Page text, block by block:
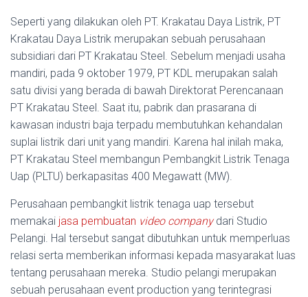
Seperti yang dilakukan oleh PT. Krakatau Daya Listrik, PT
Krakatau Daya Listrik merupakan sebuah perusahaan
subsidiari dari PT Krakatau Steel. Sebelum menjadi usaha
mandiri, pada 9 oktober 1979, PT KDL merupakan salah
satu divisi yang berada di bawah Direktorat Perencanaan
PT Krakatau Steel. Saat itu, pabrik dan prasarana di
kawasan industri baja terpadu membutuhkan kehandalan
suplai listrik dari unit yang mandiri. Karena hal inilah maka,
PT Krakatau Steel membangun Pembangkit Listrik Tenaga
Uap (PLTU) berkapasitas 400 Megawatt (MW).
Perusahaan pembangkit listrik tenaga uap tersebut
memakai jasa pembuatan video companydari Studio
Pelangi. Hal tersebut sangat dibutuhkan untuk memperluas
relasi serta memberikan informasi kepada masyarakat luas
tentang perusahaan mereka. Studio pelangi merupakan
sebuah perusahaan event production yang terintegrasi